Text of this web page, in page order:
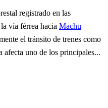
vía férrea hacia Machu
el tránsito de trenes como
afecta uno de los principales...